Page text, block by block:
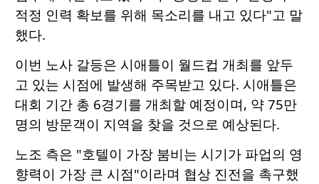
적정 인력 확보를 위해 목소리를 내고 있다"고 말
했다.
이번 노사 갈등은 시애틀이 월드컵 개최를 앞두
고 있는 시점에 발생해 주목받고 있다. 시애틀은
대회 기간 총 6경기를 개최할 예정이며, 약 75만
명의 방문객이 지역을 찾을 것으로 예상된다.
노조 측은 "호텔이 가장 붐비는 시기가 파업의 영
향력이 가장 큰 시점"이라며 협상 진전을 촉구했